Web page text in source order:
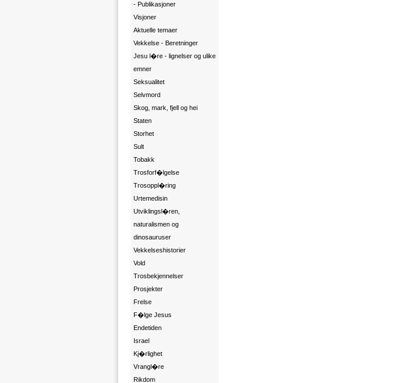
- Publikasjoner
Visjoner
Aktuelle temaer
Vekkelse - Beretninger
Jesu l�re - lignelser og ulike
emner
Seksualitet
Selvmord
Skog, mark, fjell og hei
Staten
Storhet
Sult
Tobakk
Trosforf�lgelse
Trosoppl�ring
Urtemedisin
Utviklingsl�ren,
naturalismen og
dinosauruser
Vekkelseshistorier
Vold
Trosbekjennelser
Prosjekter
Frelse
F�lge Jesus
Endetiden
Israel
Kj�rlighet
Vrangl�re
Rikdom